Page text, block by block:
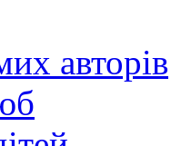
авторів